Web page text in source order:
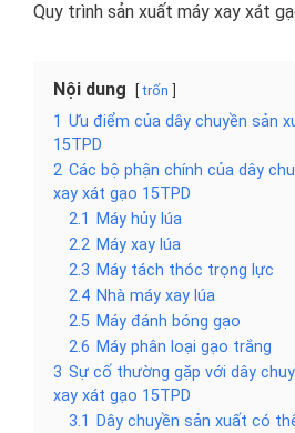
Quy trình sản xuất máy xay xát
Nội dung trốn
1 Ưu điểm của dây chuyền sản
15TPD
2 Các bộ phận chính của dây
xay xát gạo 15TPD
2.1 Máy hủy lúa
2.2 Máy xay lúa
2.3 Máy tách thóc trọng lực
2.4 Nhà máy xay lúa
2.5 Máy đánh bóng gạo
2.6 Máy phân loại gạo trắng
3 Sự cố thường gặp với dây
xay xát gạo 15TPD
3.1 Dây chuyền sản xuất có